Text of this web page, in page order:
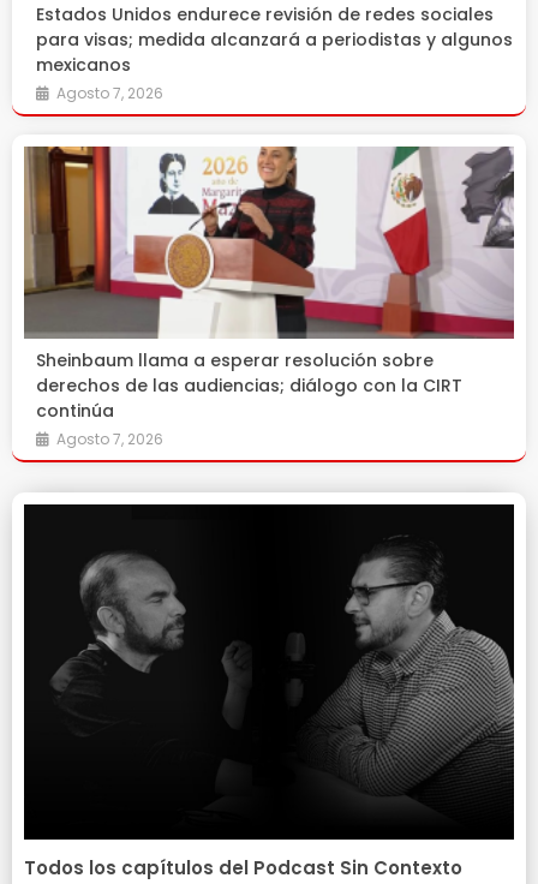
Estados Unidos endurece revisión de redes sociales
para visas; medida alcanzará a periodistas y algunos
mexicanos
Agosto 7, 2026
Sheinbaum llama a esperar resolución sobre
derechos de las audiencias; diálogo con la CIRT
continúa
Agosto 7, 2026
Todos los capítulos del Podcast Sin Contexto